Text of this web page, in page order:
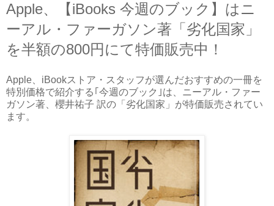
Apple、【iBooks 今週のブック】はニ
ーアル・ファーガソン著「劣化国家」
を半額の800円にて特価販売中！
Apple、iBookストア・スタッフが選んだおすすめの一冊を
特別価格で紹介する｢今週のブック｣は、ニーアル・ファー
ガソン著、櫻井祐子 訳の「劣化国家」が特価販売されてい
ます。